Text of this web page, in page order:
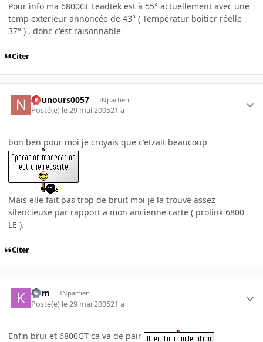
Pour info ma 6800Gt Leadtek est à 55° actuellement avec une
temp exterieur annoncée de 43° ( Températur boitier réelle
37° ) , donc c'est raisonnable
Citer
nounours0057 INpactien
Posté(e) le 29 mai 200521 a
bon ben pour moi je croyais que c'etzait beaucoup
Mais elle fait pas trop de bruit moi je la trouve assez
silencieuse par rapport a mon ancienne carte ( prolink 6800
LE ).
Citer
-Kim INpactien
Posté(e) le 29 mai 200521 a
Enfin brui et 6800GT ca va de pair